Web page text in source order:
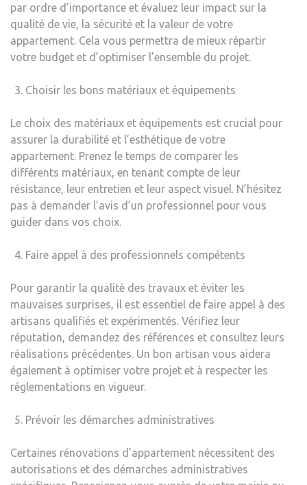
par ordre d’importance et évaluez leur impact sur la
qualité de vie, la sécurité et la valeur de votre
appartement. Cela vous permettra de mieux répartir
votre budget et d’optimiser l’ensemble du projet.
Choisir les bons matériaux et équipements
Le choix des matériaux et équipements est crucial pour
assurer la durabilité et l’esthétique de votre
appartement. Prenez le temps de comparer les
différents matériaux, en tenant compte de leur
résistance, leur entretien et leur aspect visuel. N’hésitez
pas à demander l’avis d’un professionnel pour vous
guider dans vos choix.
Faire appel à des professionnels compétents
Pour garantir la qualité des travaux et éviter les
mauvaises surprises, il est essentiel de faire appel à des
artisans qualifiés et expérimentés. Vérifiez leur
réputation, demandez des références et consultez leurs
réalisations précédentes. Un bon artisan vous aidera
également à optimiser votre projet et à respecter les
réglementations en vigueur.
Prévoir les démarches administratives
Certaines rénovations d’appartement nécessitent des
autorisations et des démarches administratives